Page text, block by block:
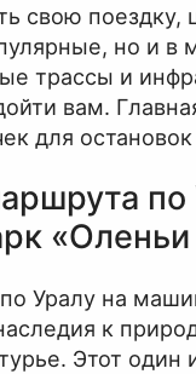
свою
но и
трассы и
вам.
для
по
Уралу на
к
Этот